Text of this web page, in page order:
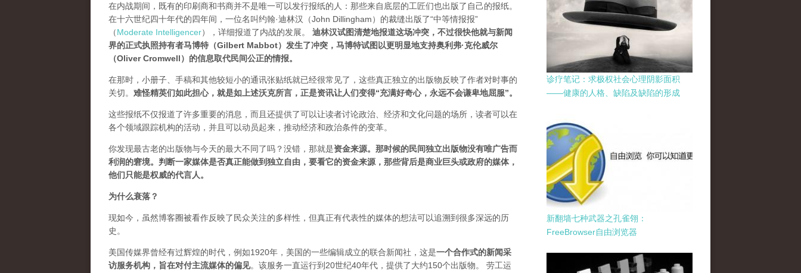
在内战期间，既有的印刷商和书商并不是唯一可以发行报纸的人：那些来自底层的工匠们也出版了自己的报纸。
在十六世纪四十年代的四年间，一位名叫约翰·迪林汉（John Dillingham）的裁缝出版了“中等情报报”
（Moderate Intelligencer），详细报道了内战的发展。 迪林汉试图清楚地报道这场冲突，不过很快他就与新闻
界的正式执照持有者马博特（Gilbert Mabbot）发生了冲突，马博特试图以更明显地支持奥利弗·克伦威尔
（Oliver Cromwell）的信息取代民间公正的情报。
在那时，小册子、手稿和其他较短小的通讯张贴纸就已经很常见了，这些真正独立的出版物反映了作者对时事的
关切。 难怪精英们如此担心，就是如上述沃克所言，正是资讯让人们变得“充满好奇心，永远不会谦卑地屈服”。
这些报纸不仅报道了许多重要的消息，而且还提供了可以让读者讨论政治、经济和文化问题的场所，读者可以在
各个领域跟踪机构的活动，并且可以动员起来，推动经济和政治条件的变革。
你发现最古老的出版物与今天的最大不同了吗？没错，那就是资金来源。 那时候的民间独立出版物没有唯广告而
利润的窘境。判断一家媒体是否真正能做到独立自由，要看它的资金来源，那些背后是商业巨头或政府的媒体，
他们只能是权威的代言人。
为什么衰落？
现如今，虽然博客圈被看作反映了民众关注的多样性，但真正有代表性的媒体的想法可以追溯到很多深远的历
史。
美国传媒界曾经有过辉煌的时代，例如1920年，美国的一些编辑成立的联合新闻社，这是一个合作式的新闻采
访服务机构，旨在对付主流媒体的偏见。该服务一直运行到20世纪40年代，提供了大约150个出版物。 劳工运
诊疗笔记：求极权社会心理阴影面积
——健康的人格、缺陷及缺陷的形成
新翻墙七种武器之孔雀翎：
FreeBrowser自由浏览器